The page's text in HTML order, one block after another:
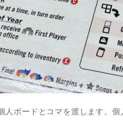
人ボードとコマを渡します。